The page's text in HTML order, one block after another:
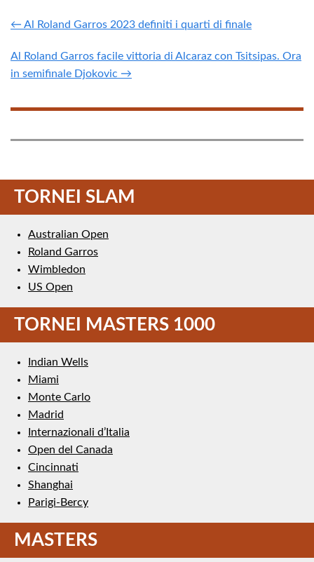
← Al Roland Garros 2023 definiti i quarti di finale
Al Roland Garros facile vittoria di Alcaraz con Tsitsipas. Ora
in semifinale Djokovic →
TORNEI SLAM
Australian Open
Roland Garros
Wimbledon
US Open
TORNEI MASTERS 1000
Indian Wells
Miami
Monte Carlo
Madrid
Internazionali d’Italia
Open del Canada
Cincinnati
Shanghai
Parigi-Bercy
MASTERS